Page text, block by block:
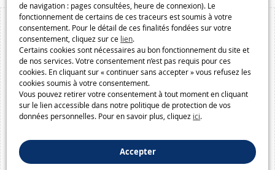
de navigation : pages consultées, heure de connexion). Le
fonctionnement de certains de ces traceurs est soumis à votre
consentement. Pour le détail de ces finalités fondées sur votre
consentement, cliquez sur ce lien.
Certains cookies sont nécessaires au bon fonctionnement du site et
de nos services. Votre consentement n’est pas requis pour ces
cookies. En cliquant sur « continuer sans accepter » vous refusez les
cookies soumis à votre consentement.
Vous pouvez retirer votre consentement à tout moment en cliquant
sur le lien accessible dans notre politique de protection de vos
données personnelles. Pour en savoir plus, cliquez ici.
Accepter